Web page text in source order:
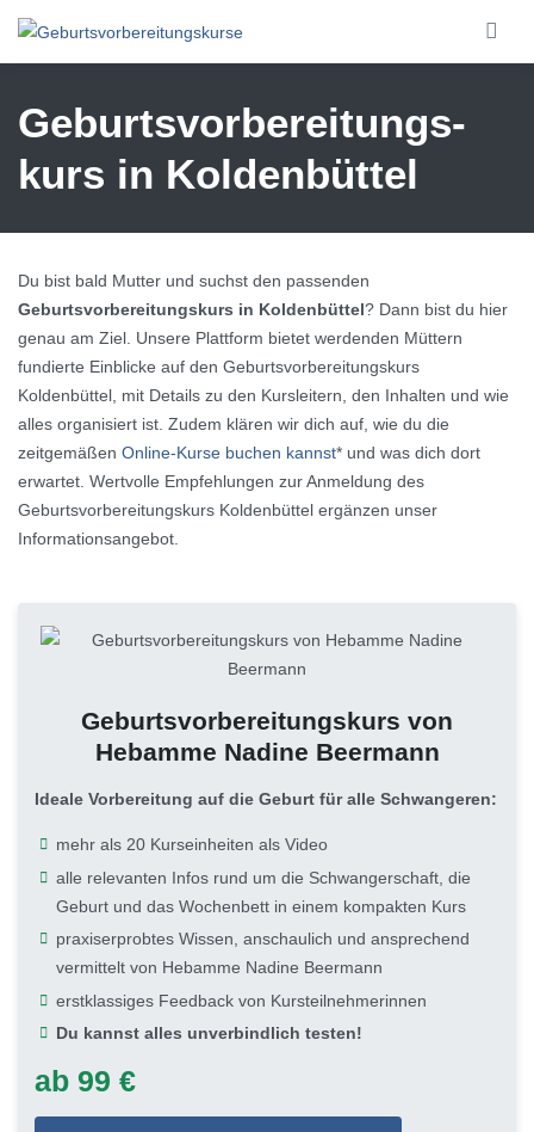
Geburtsvorbereitungs­
kurs in Koldenbüttel
Du bist bald Mutter und suchst den passenden
Geburtsvorbereitungskurs in Koldenbüttel? Dann bist du hier
genau am Ziel. Unsere Plattform bietet werdenden Müttern
fundierte Einblicke auf den Geburtsvorbereitungskurs
Koldenbüttel, mit Details zu den Kursleitern, den Inhalten und wie
alles organisiert ist. Zudem klären wir dich auf, wie du die
zeitgemäßen Online-Kurse buchen kannst* und was dich dort
erwartet. Wertvolle Empfehlungen zur Anmeldung des
Geburtsvorbereitungskurs Koldenbüttel ergänzen unser
Informationsangebot.
Geburtsvorbereitungskurs von
Hebamme Nadine Beermann
Ideale Vorbereitung auf die Geburt für alle Schwangeren:
mehr als 20 Kurseinheiten als Video
alle relevanten Infos rund um die Schwangerschaft, die
Geburt und das Wochenbett in einem kompakten Kurs
praxiserprobtes Wissen, anschaulich und ansprechend
vermittelt von Hebamme Nadine Beermann
erstklassiges Feedback von Kursteilnehmerinnen
Du kannst alles unverbindlich testen!
ab 99 €